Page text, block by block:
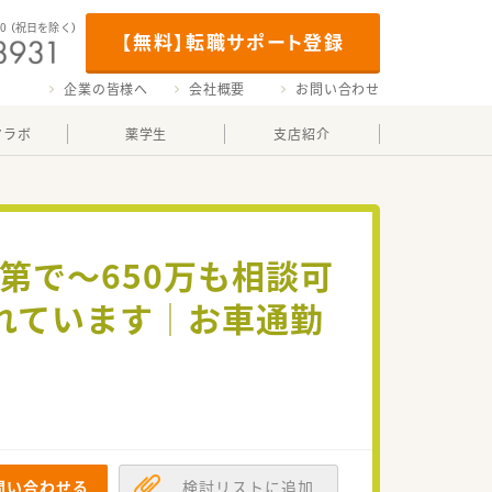
【無料】転職サポート登録
（祝日を除く）
企業の皆様へ 会社概要 お問い合わせ
ボ 薬学生 支店紹介
で～650万も相談可
ています│お車通勤
合わせる 検討リストに追加